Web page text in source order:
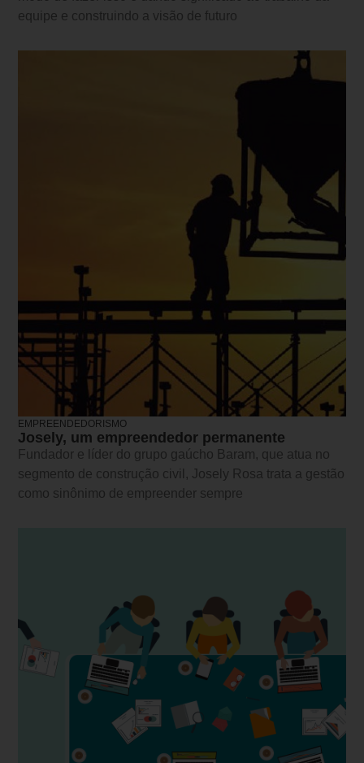
equipe e construindo a visão de futuro
EMPREENDEDORISMO
Josely, um empreendedor permanente
Fundador e líder do grupo gaúcho Baram, que atua no
segmento de construção civil, Josely Rosa trata a gestão
como sinônimo de empreender sempre